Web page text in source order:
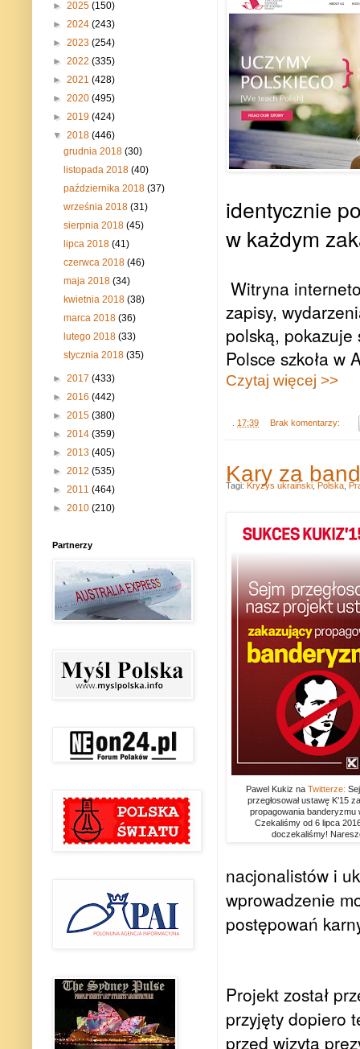
identycznie
w każdym
Witryna
zapisy,
polską,
Polsce szkoła w
Czytaj więcej >>
17:39 Brak komentarzy:
Kary za
Pawel Kukiz na Twitterze:
przegłosował ustawę K'15
propagowania banderyzmu
Czekaliśmy od 6 lipca
doczekaliśmy!
nacjonalistów i
wprowadzenie
postępowań
Projekt został
przyjęty dopiero
przed wizytą
Tagi: Kryzys ukraiński Polska
► 2025 (150)
► 2024 (243)
► 2023 (254)
► 2022 (335)
► 2021 (428)
► 2020 (495)
► 2019 (424)
▼ 2018 (446)
grudnia 2018(30)
listopada 2018(40)
października 2018(37)
września 2018(31)
sierpnia 2018(45)
lipca 2018(41)
czerwca 2018(46)
maja 2018(34)
kwietnia 2018(38)
marca 2018(36)
lutego 2018(33)
stycznia 2018(35)
► 2017 (433)
► 2016 (442)
► 2015 (380)
► 2014 (359)
► 2013 (405)
► 2012 (535)
► 2011 (464)
► 2010 (210)
Partnerzy